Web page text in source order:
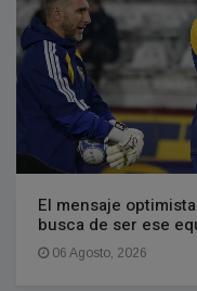
El mensaje
busca de ser ese
06 Agosto, 2026